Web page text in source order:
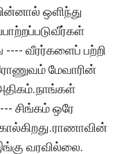
ஒளிந்து
வீரர்களைப் பற்றி
மேவாரின்
நாங்கள்
சிங்கம் ஒரே
ராணாவின்
வரவில்லை.